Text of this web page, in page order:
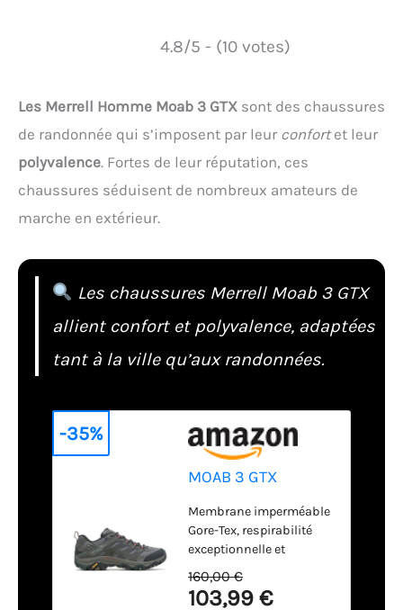
4.8/5 - (10 votes)
Les Merrell Homme Moab 3 GTX sont des chaussures
de randonnée qui s’imposent par leur confortet leur
polyvalence. Fortes de leur réputation, ces
chaussures séduisent de nombreux amateurs de
marche en extérieur.
Les chaussures Merrell Moab 3 GTX
allient confort et polyvalence, adaptées
tant à la ville qu’aux randonnées.
MOAB 3 GTX
Membrane imperméable
Gore-Tex, respirabilité
exceptionnelle et
performance
imperméable Dessus en
cuir de porc et maille
160,00 €
103,99 €
-35%